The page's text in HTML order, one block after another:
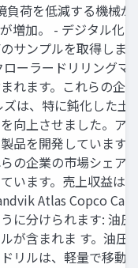
負荷を低減する機械
増加。 - デジタル化
のサンプルを取得し
ーラードリリング
れます。これらの企
は、特に鈍化した
向上させました。ア
品を開発しています
の企業の市場シェア
います。売上収益は
Atlas Copco
に分けられます: 油
が含まれま す。油
リルは、軽量で移動